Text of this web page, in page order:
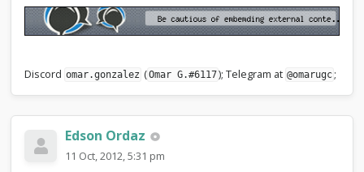
Discord omar.gonzalez (Omar G.#6117); Telegram at @omarugc ;
Edson Ordaz
11 Oct, 2012, 5:31 pm